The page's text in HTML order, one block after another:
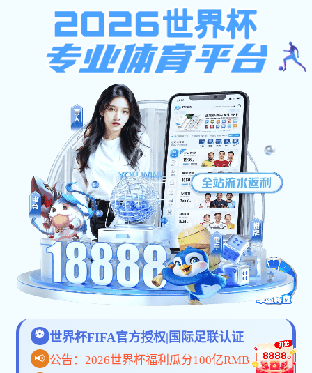
医疗服务类
产品中心标题十 产品中心标题八
产品中心标题七